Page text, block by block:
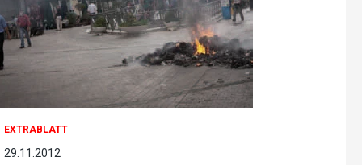
EXTRABLATT
29.11.2012